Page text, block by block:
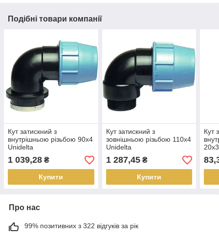
Подібні товари компанії
Кут затискний з
внутрішньою різьбою 90х4
Unidelta
1 039,28 ₴
Купити
Кут затискний з
зовнішньою різьбою 110х4
Unidelta
1 287,45₴
Купити
Кут
Про нас
99% позитивних з 322 відгуків за рік